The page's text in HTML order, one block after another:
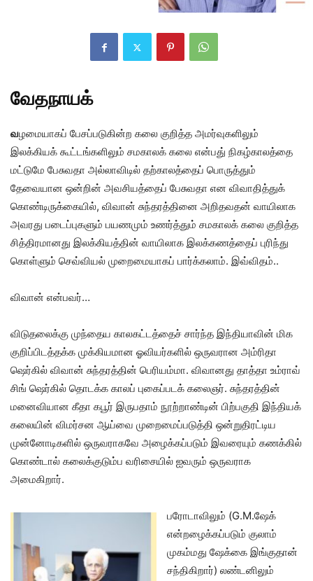
வேதநாயக்
வழமையாகப் பேசப்படுகின்ற கலை குறித்த அமர்வுகளிலும்
இலக்கியக் கூட்டங்களிலும் சமகாலக் கலை என்பது் நிகழ்காலத்தை
மட்டுமே பேசுவதா அல்லாவிடில் தற்காலத்தைப் பொருத்தும்
தேவையான ஒன்றின் அவசியத்தைப் பேசுவதா என விவாதித்துக்
கொண்டிருக்கையில், விவான் சுந்தரத்தினை அறிதவதன் வாயிலாக
அவரது படைப்புகளும் பயணமும் உணர்த்தும் சமகாலக் கலை குறித்த
சித்திரமானது இலக்கியத்தின் வாயிலாக இலக்கணத்தைப் புரிந்து
கொள்ளும் செவ்வியல் முறைமையாகப் பார்க்கலாம். இவ்விதம்..
விவான் என்பவர்…
விடுதலைக்கு முந்தைய காலகட்டத்தைச் சார்ந்த இந்தியாவின் மிக
குறிப்பிடத்தக்க முக்கியமான ஓவியர்களில் ஒருவரான அம்ரிதா
ஷெர்கில் விவான் சுந்தரத்தின் பெரியம்மா. விவானது தாத்தா உம்ராவ்
சிங் ஷெர்கில் தொடக்க காலப் புகைப்படக் கலைஞர். சுந்தரத்தின்
மனைவியான கீதா கபூர் இருபதாம் நூற்றாண்டின் பிற்பகுதி இந்தியக்
கலையின் விமர்சன ஆய்வை முறைமைப்படுத்தி ஒன்றுதிரட்டிய
முன்னோடிகளில் ஒருவராகவே அழைக்கப்படும் இவரையும் கணக்கில்
கொண்டால் கலைக்குடும்ப வரிசையில் ஐவரும் ஒருவராக
அமைகிறார்.
பரோடாவிலும் (G.M.ஷேக்
என்றழைக்கப்படும் குலாம்
முகம்மது ஷேக்கை இங்குதான்
சந்திகிறார்) லண்டனிலும்